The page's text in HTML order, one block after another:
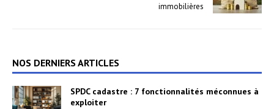
immobilières
NOS DERNIERS ARTICLES
SPDC cadastre : 7 fonctionnalités méconnues à
exploiter